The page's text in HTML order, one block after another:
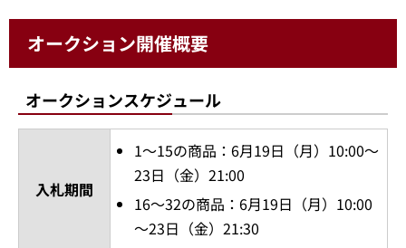
オークション開催概要
オークションスケジュール
入札期間
1～15の商品：6月19日（月）10:00～
23日（金）21:00
16～32の商品：6月19日（月）10:00
～23日（金）21:30